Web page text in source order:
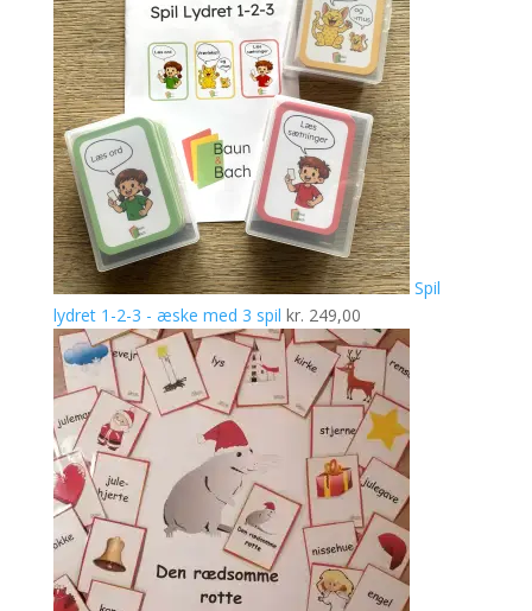
Spil
lydret 1-2-3 - æske med 3 spil kr. 249,00